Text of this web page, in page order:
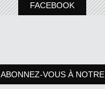
FACEBOOK
ABONNEZ-VOUS À NOTRE